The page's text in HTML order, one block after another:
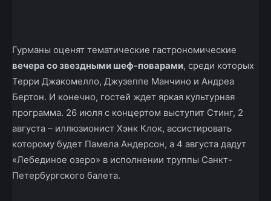
Гурманы оценят тематические гастрономические
вечера со звездными шеф-поварами, среди которых
Терри Джакомелло, Джузеппе Манчино и Андреа
Бертон. И конечно, гостей ждет яркая культурная
программа. 26 июля с концертом выступит Стинг, 2
августа – иллюзионист Хэнк Клок, ассистировать
которому будет Памела Андерсон, а 4 августа дадут
«Лебединое озеро» в исполнении труппы Санкт-
Петербургского балета.